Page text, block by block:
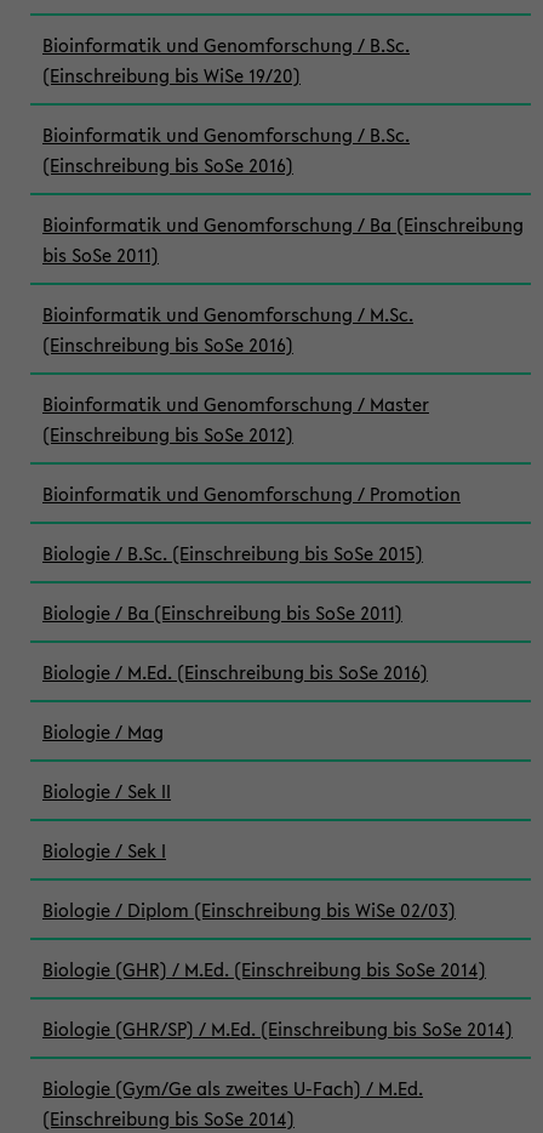
Bioinformatik und Genomforschung / B.Sc.
(Einschreibung bis WiSe 19/20)
Bioinformatik und Genomforschung / B.Sc.
(Einschreibung bis SoSe 2016)
Bioinformatik und Genomforschung / Ba (Einschreibung
bis SoSe 2011)
Bioinformatik und Genomforschung / M.Sc.
(Einschreibung bis SoSe 2016)
Bioinformatik und Genomforschung / Master
(Einschreibung bis SoSe 2012)
Bioinformatik und Genomforschung / Promotion
Biologie / B.Sc. (Einschreibung bis SoSe 2015)
Biologie / Ba (Einschreibung bis SoSe 2011)
Biologie / M.Ed. (Einschreibung bis SoSe 2016)
Biologie / Mag
Biologie / Sek II
Biologie / Sek I
Biologie / Diplom (Einschreibung bis WiSe 02/03)
Biologie (GHR) / M.Ed. (Einschreibung bis SoSe 2014)
Biologie (GHR/SP) / M.Ed. (Einschreibung bis SoSe 2014)
Biologie (Gym/Ge als zweites U-Fach) / M.Ed.
(Einschreibung bis SoSe 2014)